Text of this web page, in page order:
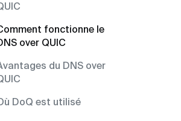
fonctionne le
over QUIC
du DNS over
DoQ est utilisé